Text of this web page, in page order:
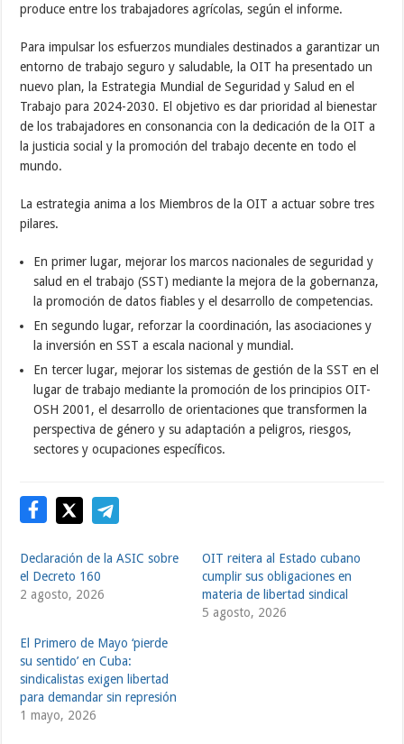
produce entre los trabajadores agrícolas, según el informe.
Para impulsar los esfuerzos mundiales destinados a garantizar un
entorno de trabajo seguro y saludable, la OIT ha presentado un
nuevo plan, la Estrategia Mundial de Seguridad y Salud en el
Trabajo para 2024-2030. El objetivo es dar prioridad al bienestar
de los trabajadores en consonancia con la dedicación de la OIT a
la justicia social y la promoción del trabajo decente en todo el
mundo.
La estrategia anima a los Miembros de la OIT a actuar sobre tres
pilares.
En primer lugar, mejorar los marcos nacionales de seguridad y
salud en el trabajo (SST) mediante la mejora de la gobernanza,
la promoción de datos fiables y el desarrollo de competencias.
En segundo lugar, reforzar la coordinación, las asociaciones y
la inversión en SST a escala nacional y mundial.
En tercer lugar, mejorar los sistemas de gestión de la SST en el
lugar de trabajo mediante la promoción de los principios OIT-
OSH 2001, el desarrollo de orientaciones que transformen la
perspectiva de género y su adaptación a peligros, riesgos,
sectores y ocupaciones específicos.
Declaración de la ASIC sobre
el Decreto 160
2 agosto, 2026
OIT reitera al Estado cubano
cumplir sus obligaciones en
materia de libertad sindical
5 agosto, 2026
El Primero de Mayo ‘pierde
su sentido’ en Cuba:
sindicalistas exigen libertad
para demandar sin represión
1 mayo, 2026